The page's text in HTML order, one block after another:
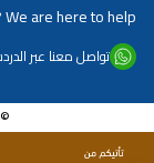
are here to help.
تواصل معنا عبر
© 2026